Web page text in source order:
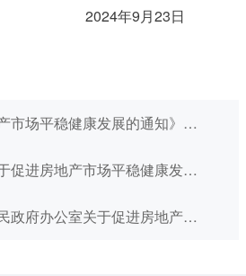
2024年9月23日
《关于促进房地产市场平稳健康发展的通知》的政策解读
音频解读：《关于促进房地产市场平稳健康发展的通知》的政策解读
图解：怀化市人民政府办公室关于促进房地产市场平稳健康发展的通知